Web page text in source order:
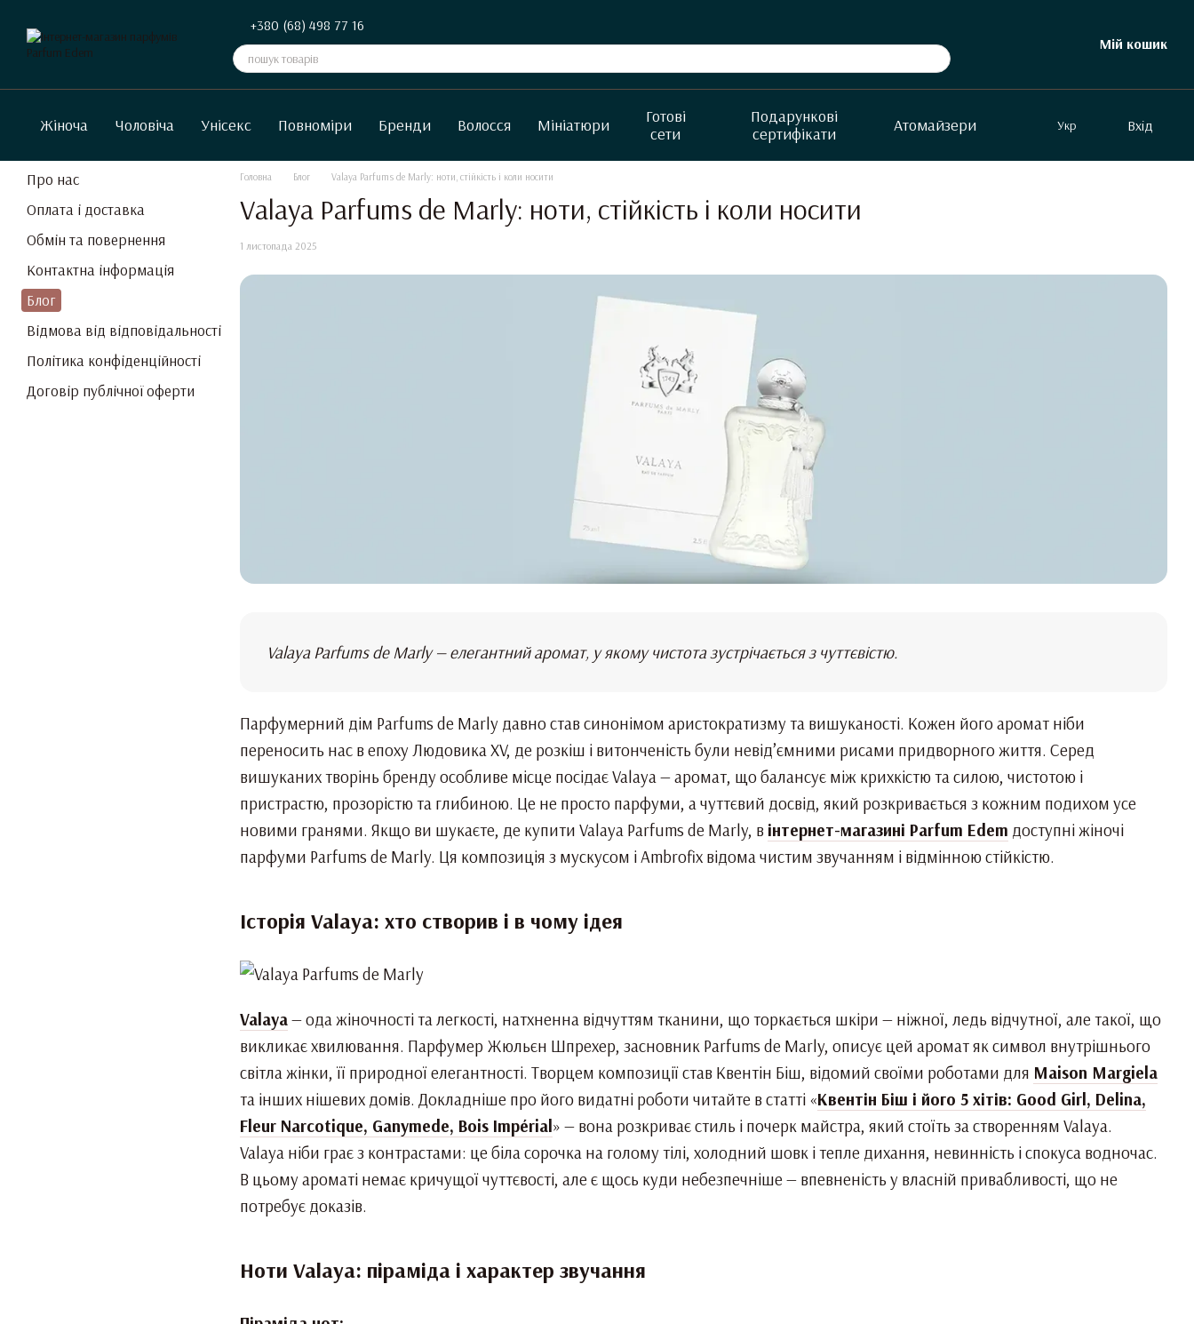
+380 (68) 498 77 16
Мій кошик
Жіноча Чоловіча Унісекс Повноміри Бренди Волосся Мініатюри
Готові
сети
Подарункові
сертифікати
Aтомайзери Укр Вхід
Головна Блог Valaya Parfums de Marly: ноти, стійкість і коли носити
Valaya Parfums de Marly: ноти, стійкість і коли носити
1 листопада 2025
Valaya Parfums de Marly — елегантний аромат, у якому чистота зустрічається з чуттєвістю.
Парфумерний дім Parfums de Marly давно став синонімом аристократизму та вишуканості. Кожен його аромат ніби
переносить нас в епоху Людовика XV, де розкіш і витонченість були невід’ємними рисами придворного життя. Серед
вишуканих творінь бренду особливе місце посідає Valaya — аромат, що балансує між крихкістю та силою, чистотою і
пристрастю, прозорістю та глибиною. Це не просто парфуми, а чуттєвий досвід, який розкривається з кожним подихом усе
новими гранями. Якщо ви шукаєте, де купити Valaya Parfums de Marly, в інтернет-магазині Parfum Edem доступні жіночі
парфуми Parfums de Marly. Ця композиція з мускусом і Ambrofix відома чистим звучанням і відмінною стійкістю.
Історія Valaya: хто створив і в чому ідея
Valaya— ода жіночності та легкості, натхненна відчуттям тканини, що торкається шкіри — ніжної, ледь відчутної, але такої, що
викликає хвилювання. Парфумер Жюльєн Шпрехер, засновник Parfums de Marly, описує цей аромат як символ внутрішнього
світла жінки, її природної елегантності. Творцем композиції став Квентін Біш, відомий своїми роботами для Maison Margiela
та інших нішевих домів. Докладніше про його видатні роботи читайте в статті «Квентін Біш і його 5 хітів: Good Girl, Delina,
Fleur Narcotique, Ganymede, Bois Impérial» — вона розкриває стиль і почерк майстра, який стоїть за створенням Valaya.
Valaya ніби грає з контрастами: це біла сорочка на голому тілі, холодний шовк і тепле дихання, невинність і спокуса водночас.
В цьому ароматі немає кричущої чуттєвості, але є щось куди небезпечніше — впевненість у власній привабливості, що не
потребує доказів.
Ноти Valaya: піраміда і характер звучання
Про нас
Оплата і доставка
Обмін та повернення
Контактна інформація
Блог
Відмова від відповідальності
Політика конфіденційності
Договір публічної оферти